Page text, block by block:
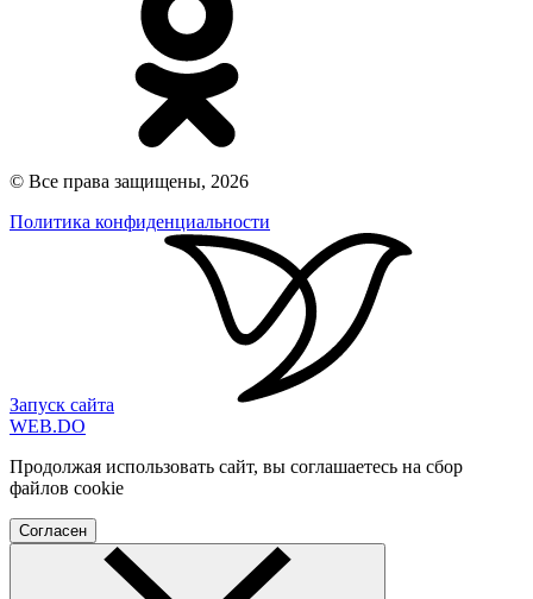
© Все права защищены, 2026
Политика конфиденциальности
Запуск сайта
WEB.DO
Продолжая использовать сайт, вы соглашаетесь на сбор
файлов cookie
Согласен